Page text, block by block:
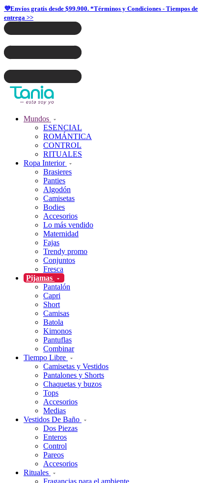
💜Envíos gratis desde $99.900. *Términos y Condiciones - Tiempos de
entrega >>
Mundos
ESENCIAL
ROMÁNTICA
CONTROL
RITUALES
Ropa Interior
Brasieres
Panties
Algodón
Camisetas
Bodies
Accesorios
Lo más vendido
Maternidad
Fajas
Trendy promo
Conjuntos
Fresca
Pijamas
Pantalón
Capri
Short
Camisas
Batola
Kimonos
Pantuflas
Combinar
Tiempo Libre
Camisetas y Vestidos
Pantalones y Shorts
Chaquetas y buzos
Tops
Accesorios
Medias
Vestidos De Baño
Dos Piezas
Enteros
Control
Pareos
Accesorios
Rituales
Fragancias para el ambiente